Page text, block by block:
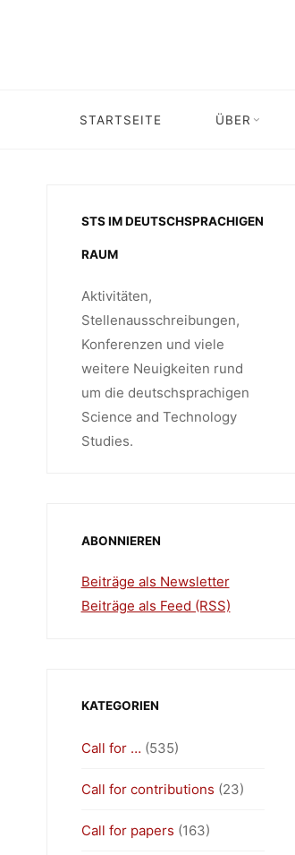
STARTSEITE ÜBER
HomeStellenangebot
STS IM DEUTSCHSPRACHIGEN
RAUM
Aktivitäten,
Stellenausschreibungen,
Konferenzen und viele
weitere Neuigkeiten rund
um die deutschsprachigen
Science and Technology
Studies.
ABONNIEREN
Beiträge als Newsletter
Beiträge als Feed (RSS)
KATEGORIEN
Call for … (535)
Call for contributions (23)
Call for papers (163)